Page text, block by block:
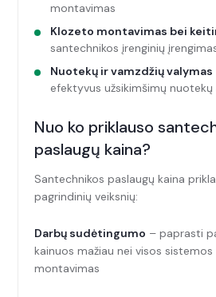
montavimas
Klozeto montavimas bei
santechnikos įrenginių
Nuotekų ir vamzdžių valymas
efektyvus užsikimšimų nuotekų
Nuo ko priklauso
paslaugų kaina?
Santechnikos paslaugų kaina
pagrindinių veiksnių:
Darbų sudėtingumo – paprasti
kainuos mažiau nei visos
montavimas